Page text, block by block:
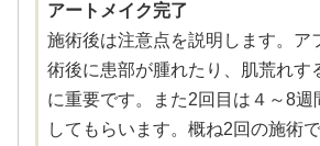
アートメイク完了
施術後は注意点を説明します。ア
術後に患部が腫れたり、肌荒れす
に重要です。また2回目は４～8週
してもらいます。概ね2回の施術